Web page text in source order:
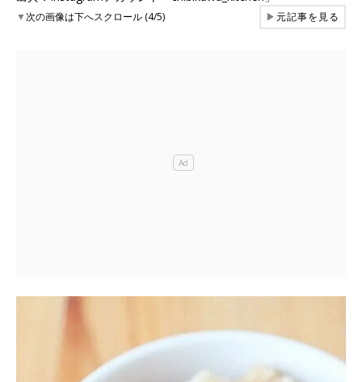
▼次の画像は下へスクロール (4/5) ▶元記事を見る